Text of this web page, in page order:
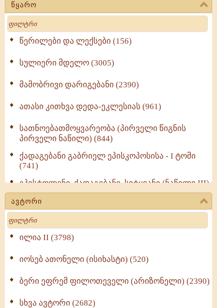
წყარო
Search
წერილები და ლექსები (156)
სულიერი მდელო (3005)
მამობრივი დარიგებანი (2390)
ათასი კითხვა დედა-ეკლესიას (961)
სათნოებათმოყვარეობა (პირველი წიგნის
პირველი ნაწილი) (844)
ქადაგებანი გაბრიელ ეპისკოპოსისა - I ტომი
(741)
ეპისტოლენი, ქადაგებანი, სიტყვანი (ნაწილი III)
(723)
მოძღვრის ძალზე სასარგებლო რჩევები
მრევლისათვის (545)
Wisdomge (514)
ქადაგებანი გაბრიელ ეპისკოპოსისა - II ტომი
სულიერი ცხოვრების სახელმძღვანელო -
ნაწილი II (369)
ავტორი
Search
ილია II (3798)
იოსებ ათონელი (ისიხასტი) (520)
ბერი ეფრემ ფილოთეველი (არიზონელი) (2390)
სხვა ავტორი (2682)